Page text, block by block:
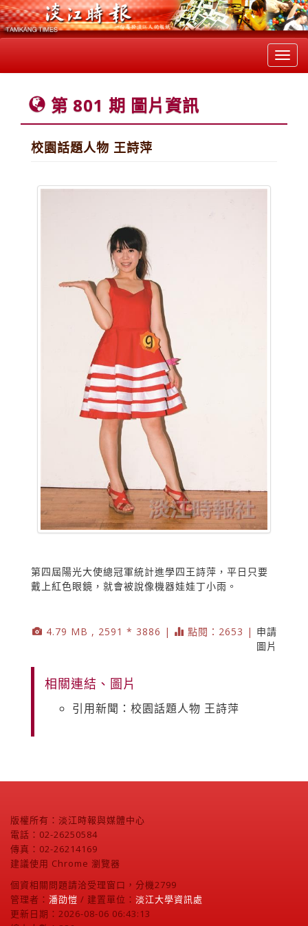
第 801 期 圖片資訊
校園話題人物 王詩萍
第四屆陽光大使總冠軍統計進學四王詩萍，平日只要
戴上紅色眼鏡，就會被說像機器娃娃丁小雨。
4.79 MB , 2591 * 3886 | 點閱：2653 | 申請
圖片
相關連結、圖片
引用新聞：校園話題人物 王詩萍
版權所有：淡江時報與媒體中心
電話：02-26250584
傳真：02-26214169
建議使用 Chrome 瀏覽器
個資相關問題請洽受理窗口，分機2799
管理者： 潘劭愷 / 建置單位： 淡江大學資訊處
更新日期：2026-08-06 06:43:13